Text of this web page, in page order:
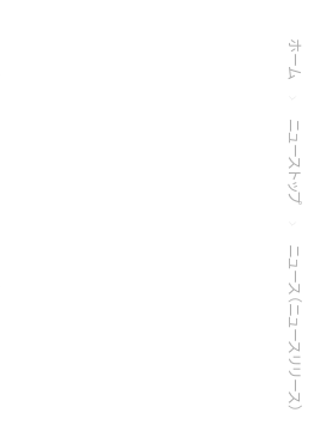
ホーム
ニューストップ
ニュース（ニュースリリース）